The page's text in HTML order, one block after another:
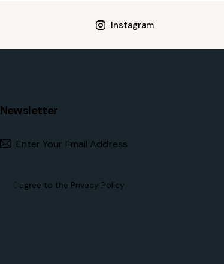
Instagram
Newsletter
I agree to the Privacy Policy.